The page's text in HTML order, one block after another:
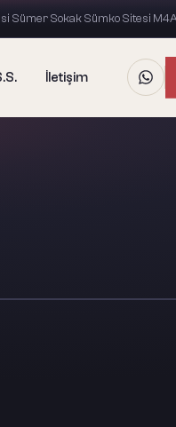
Sümer Sokak Sümko Sitesi M4A
İletişim